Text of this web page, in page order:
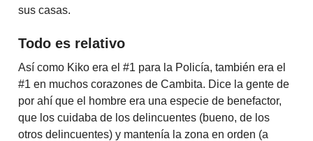
sus casas.
Todo es relativo
Así como Kiko era el #1 para la Policía, también era el
#1 en muchos corazones de Cambita. Dice la gente de
por ahí que el hombre era una especie de benefactor,
que los cuidaba de los delincuentes (bueno, de los
otros delincuentes) y mantenía la zona en orden (a